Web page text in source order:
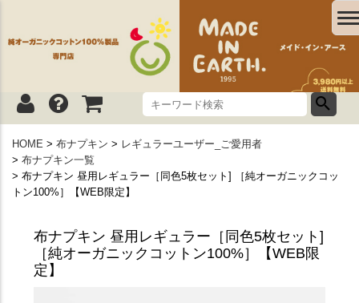
HOME 布ナプキン
レギュラーユーザー_ご愛用者
布ナプキン一覧
布ナプキン 昼用レギュラー［同色5枚セット] ［純オーガニックコッ
トン100%］【WEB限定】
布ナプキン 昼用レギュラー［同色5枚セット]
［純オーガニックコットン100%］【WEB限
定】